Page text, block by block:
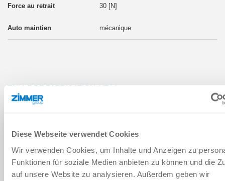
Diese Webseite verwendet Cookies
Wir verwenden Cookies, um Inhalte und Anzeigen zu
Funktionen für soziale Medien anbieten zu können und die
auf unsere Website zu analysieren. Außerdem geben wir
30 [N]
mécanique
TAILLE DE FABRICATION: VE14
20 [mm]
80 [N]
65 [N]